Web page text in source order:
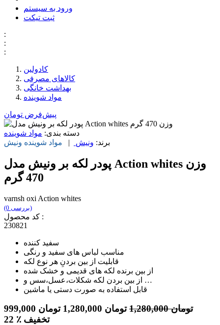
ورود به سیستم
ثبت تیکت
:
:
:
کادولین
کالاهای مصرفی
بهداشت خانگی
مواد شوینده
پیش‌فرض تومان
دسته بندی: مواد شوینده
برند: ونیش | مواد شوینده ونیش
پودر لکه بر ونیش مدل Action whites وزن
470 گرم
varnsh oxi Action whites
(0 بررسی)
کد محصول :
230821
سفید کننده
مناسب لباس های سفید و رنگی
قابلیت از بین بردنِ هر نوع لکه
از بین برنده لکه های قدیمی و خشک شده
از بین بردن لکه شکلات،عسل،سس و …
قابل استفاده به صورت دستی یا ماشین
999,000 تومان 1,280,000 تومان 1,280,000 تومان
22
٪ تخفیف